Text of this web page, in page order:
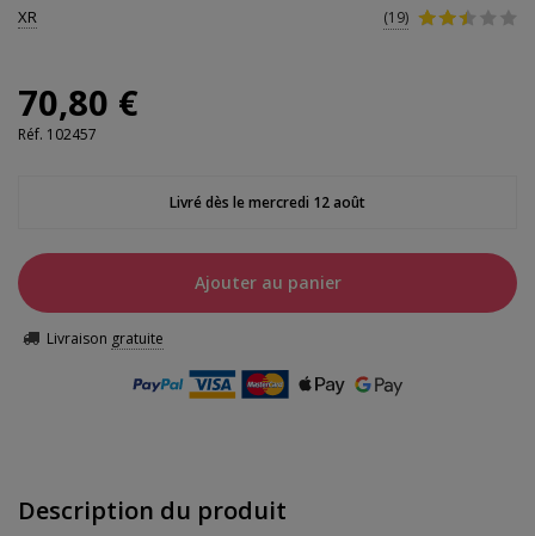
XR (19)
70,80 €
Réf. 102457
Livré dès le mercredi 12 août
Ajouter au panier
Livraison gratuite
Description du produit